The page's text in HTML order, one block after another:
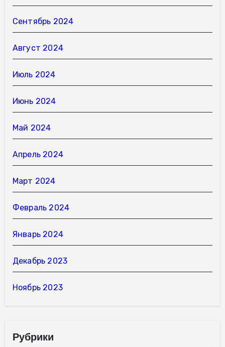
Сентябрь 2024
Август 2024
Июль 2024
Июнь 2024
Май 2024
Апрель 2024
Март 2024
Февраль 2024
Январь 2024
Декабрь 2023
Ноябрь 2023
Рубрики